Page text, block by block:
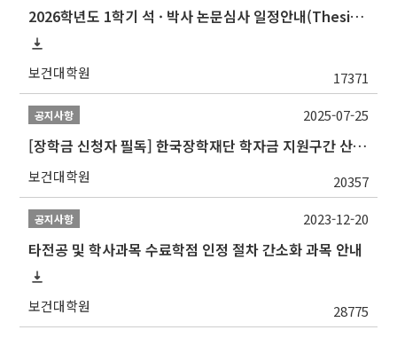
2026학년도 1학기 석 · 박사 논문심사 일정안내(Thesis Defense Schedules)
보건대학원 17371
공지사항
[장학금 신청자 필독] 한국장학재단 학자금 지원구간 산정 권고
보건대학원 20357
2025-07-25
공지사항
타전공 및 학사과목 수료학점 인정 절차 간소화 과목 안내
보건대학원 28775
2023-12-20